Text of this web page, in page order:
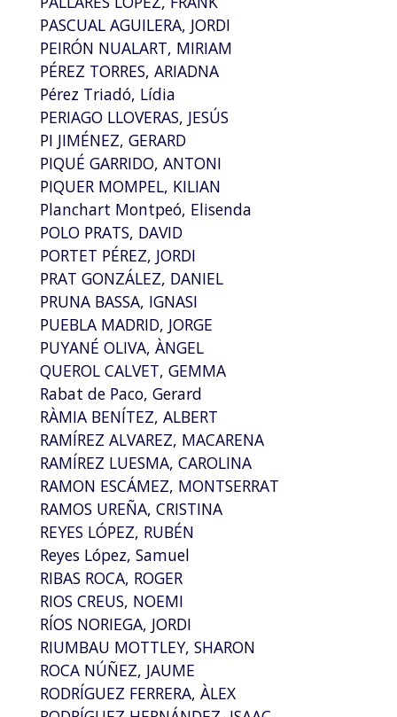
PASCUAL AGUILERA, JORDI
PEIRÓN NUALART, MIRIAM
PÉREZ TORRES, ARIADNA
Pérez Triadó, Lídia
PERIAGO LLOVERAS, JESÚS
PI JIMÉNEZ, GERARD
PIQUÉ GARRIDO, ANTONI
PIQUER MOMPEL, KILIAN
Planchart Montpeó, Elisenda
POLO PRATS, DAVID
PORTET PÉREZ, JORDI
PRAT GONZÁLEZ, DANIEL
PRUNA BASSA, IGNASI
PUEBLA MADRID, JORGE
PUYANÉ OLIVA, ÀNGEL
QUEROL CALVET, GEMMA
Rabat de Paco, Gerard
RÀMIA BENÍTEZ, ALBERT
RAMÍREZ ALVAREZ, MACARENA
RAMÍREZ LUESMA, CAROLINA
RAMON ESCÁMEZ, MONTSERRAT
RAMOS UREÑA, CRISTINA
REYES LÓPEZ, RUBÉN
Reyes López, Samuel
RIBAS ROCA, ROGER
RIOS CREUS, NOEMI
RÍOS NORIEGA, JORDI
RIUMBAU MOTTLEY, SHARON
ROCA NÚÑEZ, JAUME
RODRÍGUEZ FERRERA, ÀLEX